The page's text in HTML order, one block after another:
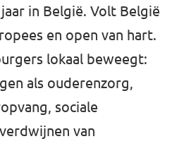
in België. Volt België
en open van hart.
lokaal beweegt:
als ouderenzorg,
sociale
van